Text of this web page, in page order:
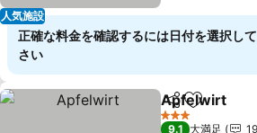
人気施設
正確な料金を確認するには日付を選択し
さい
シェアお気に入
Apfelwirt
3 ホテルのランク
9.1 大満足